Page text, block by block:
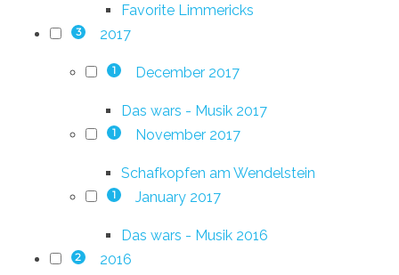
Favorite Limmericks
3 2017
1 December 2017
Das wars - Musik 2017
1 November 2017
Schafkopfen am Wendelstein
1 January 2017
Das wars - Musik 2016
2 2016